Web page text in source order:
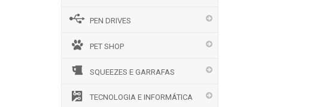
PEN DRIVES
PET SHOP
SQUEEZES E GARRAFAS
TECNOLOGIA E INFORMÁTICA